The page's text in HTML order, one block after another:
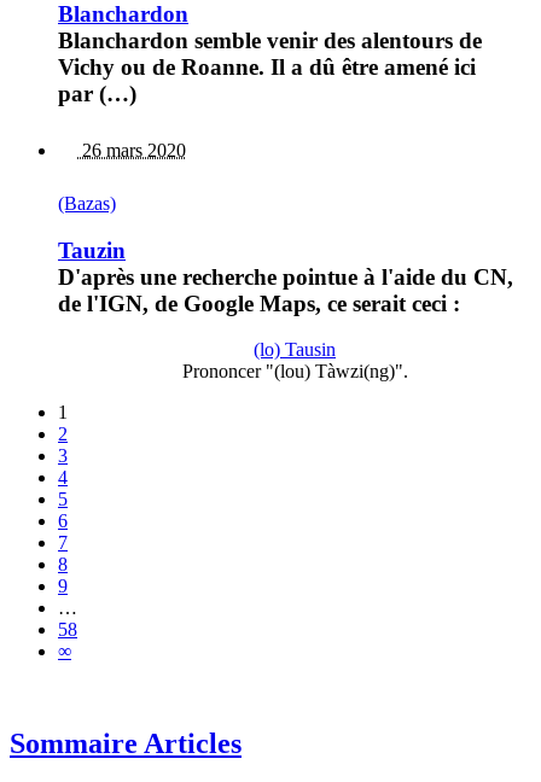
Blanchardon
Blanchardon semble venir des alentours de
Vichy ou de Roanne. Il a dû être amené ici
par (…)
26 mars 2020
(Bazas)
Tauzin
D'après une recherche pointue à l'aide du CN,
de l'IGN, de Google Maps, ce serait ceci :
(lo) Tausin
Prononcer "(lou) Tàwzi(ng)".
1
2
3
4
5
6
7
8
9
…
58
∞
Sommaire Articles